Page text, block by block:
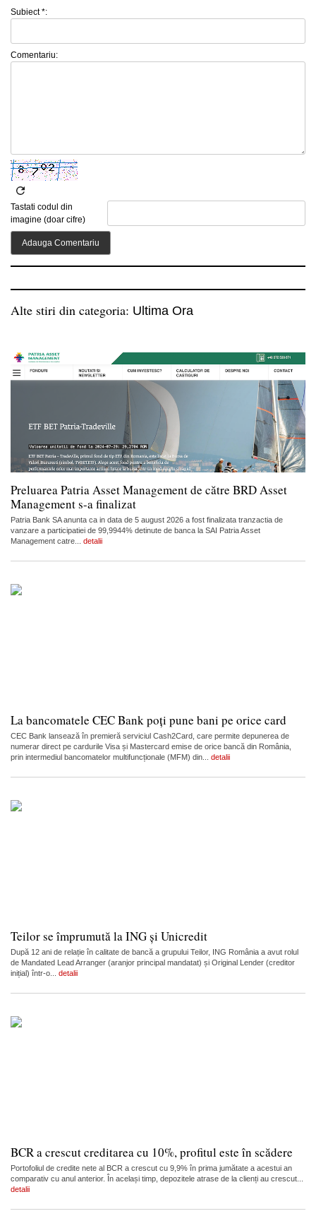
Subiect *:
Comentariu:
Tastati codul din
imagine (doar cifre)
Alte stiri din categoria: Ultima Ora
Preluarea Patria Asset Management de către BRD Asset
Management s-a finalizat
Patria Bank SA anunta ca in data de 5 august 2026 a fost finalizata tranzactia de
vanzare a participatiei de 99,9944% detinute de banca la SAI Patria Asset
Management catre... detalii
La bancomatele CEC Bank poți pune bani pe orice card
CEC Bank lansează în premieră serviciul Cash2Card, care permite depunerea de
numerar direct pe cardurile Visa și Mastercard emise de orice bancă din România,
prin intermediul bancomatelor multifuncționale (MFM) din... detalii
Teilor se împrumută la ING și Unicredit
După 12 ani de relație în calitate de bancă a grupului Teilor, ING România a avut rolul
de Mandated Lead Arranger (aranjor principal mandatat) și Original Lender (creditor
inițial) într-o... detalii
BCR a crescut creditarea cu 10%, profitul este în scădere
Portofoliul de credite nete al BCR a crescut cu 9,9% în prima jumătate a acestui an
comparativ cu anul anterior. În același timp, depozitele atrase de la clienți au crescut...
detalii